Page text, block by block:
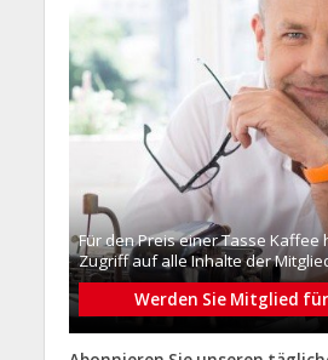
Für den Preis einer Tasse Kaffee
Zugriff auf alle Inhalte der
Werden Sie Mitglied